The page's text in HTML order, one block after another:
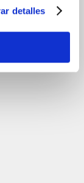
detalles
Casen Fleet